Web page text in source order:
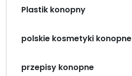
Plastik konopny
polskie kosmetyki konopne
przepisy konopne